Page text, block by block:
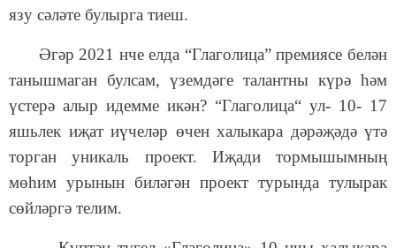
язу сәләте булырга тиеш.
Әгәр 2021 нче елда “Глаголица” премиясе белән
танышмаган булсам, үземдәге талантны күрә һәм
үстерә алыр идемме икән? “Глаголица“ ул- 10- 17
яшьлек иҗат иүчеләр өчен халыкара дәрәҗәдә үтә
торган уникаль проект. Иҗади тормышымның
мөһим урынын биләгән проект турында тулырак
сөйләргә телим.